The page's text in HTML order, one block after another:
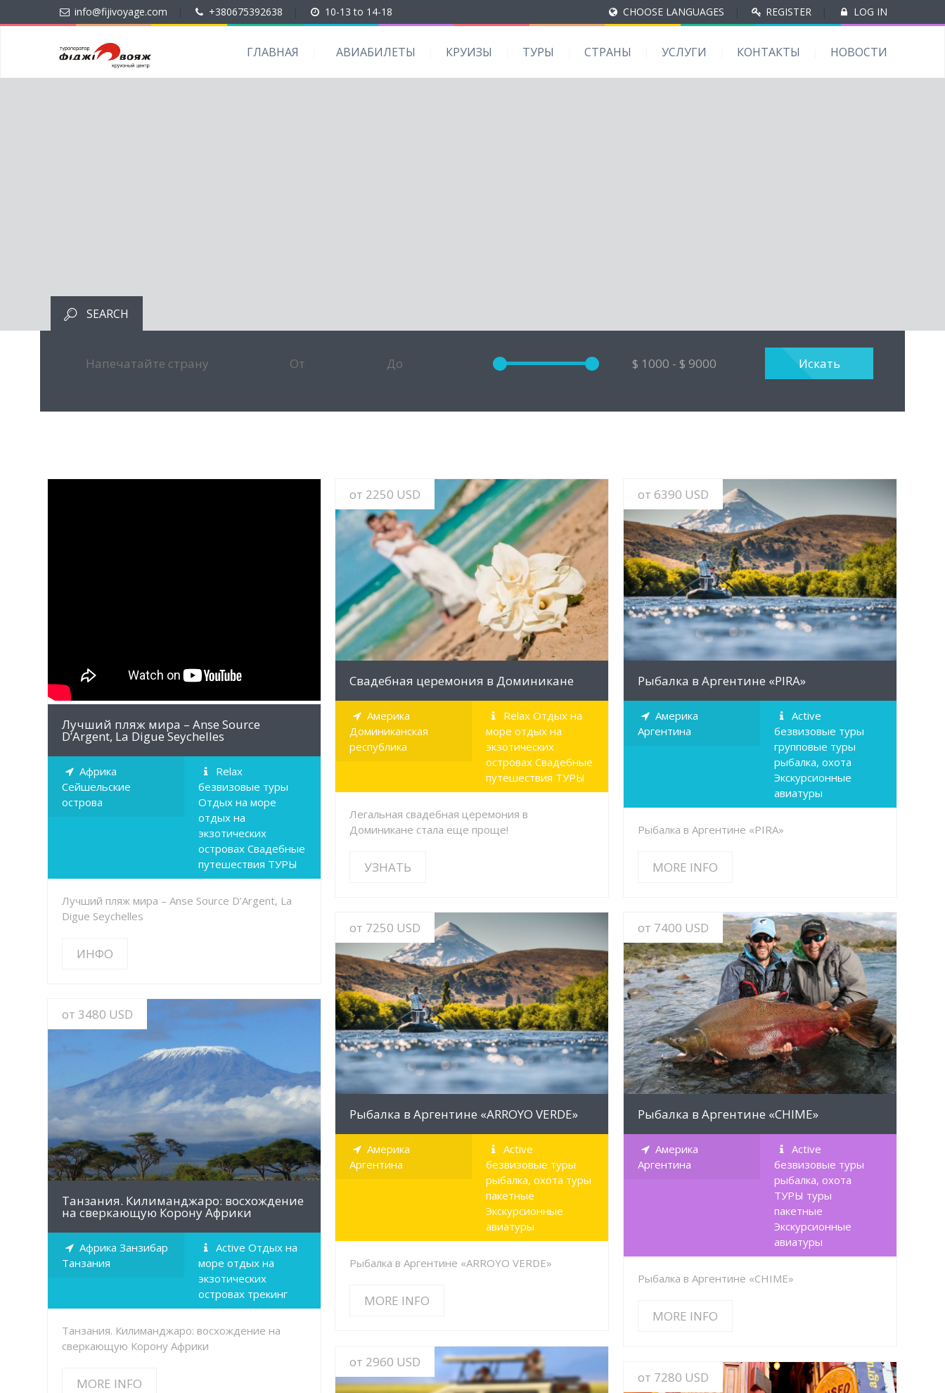
info@fijivoyage.com +380675392638 10-13 to 14-18 CHOOSE LANGUAGES REGISTER LOG IN
ГЛАВНАЯ АВИАБИЛЕТЫ КРУИЗЫ ТУРЫ СТРАНЫ УСЛУГИ КОНТАКТЫ НОВОСТИ
SEARCH
Лучший пляж мира – Anse Source
D’Argent, La Digue Seychelles
Африка
Сейшельские
острова
Relax
безвизовые туры
Отдых на море
отдых на
экзотических
островах Свадебные
путешествия ТУРЫ
Лучший пляж мира – Anse Source D’Argent, La
Digue Seychelles
ИНФО
от 2250 USD
УЗНАТЬ
Свадебная церемония в Доминикане
Америка
Доминиканская
республика
Relax Отдых на
море отдых на
экзотических
островах Свадебные
путешествия ТУРЫ
Легальная свадебная церемония в
Доминикане стала еще проще!
УЗНАТЬ
от 6390 USD
MORE INFO
Рыбалка в Аргентине «PIRA»
Америка
Аргентина
Active
безвизовые туры
групповые туры
рыбалка, охота
Экскурсионные
авиатуры
Рыбалка в Аргентине «PIRA»
MORE INFO
от 7250 USD
MORE INFO
Рыбалка в Аргентине «ARROYO VERDE»
Америка
Аргентина
Active
безвизовые туры
рыбалка, охота туры
пакетные
Экскурсионные
авиатуры
Рыбалка в Аргентине «ARROYO VERDE»
MORE INFO
от 7400 USD
MORE INFO
Рыбалка в Аргентине «CHIME»
Америка
Аргентина
Active
безвизовые туры
рыбалка, охота
ТУРЫ туры
пакетные
Экскурсионные
авиатуры
Рыбалка в Аргентине «CHIME»
MORE INFO
от 3480 USD
MORE INFO
Танзания. Килиманджаро: восхождение
на сверкающую Корону Африки
Африка Занзибар
Танзания
Active Отдых на
море отдых на
экзотических
островах трекинг
Танзания. Килиманджаро: восхождение на
сверкающую Корону Африки
MORE INFO
от 2960 USD
от 7280 USD